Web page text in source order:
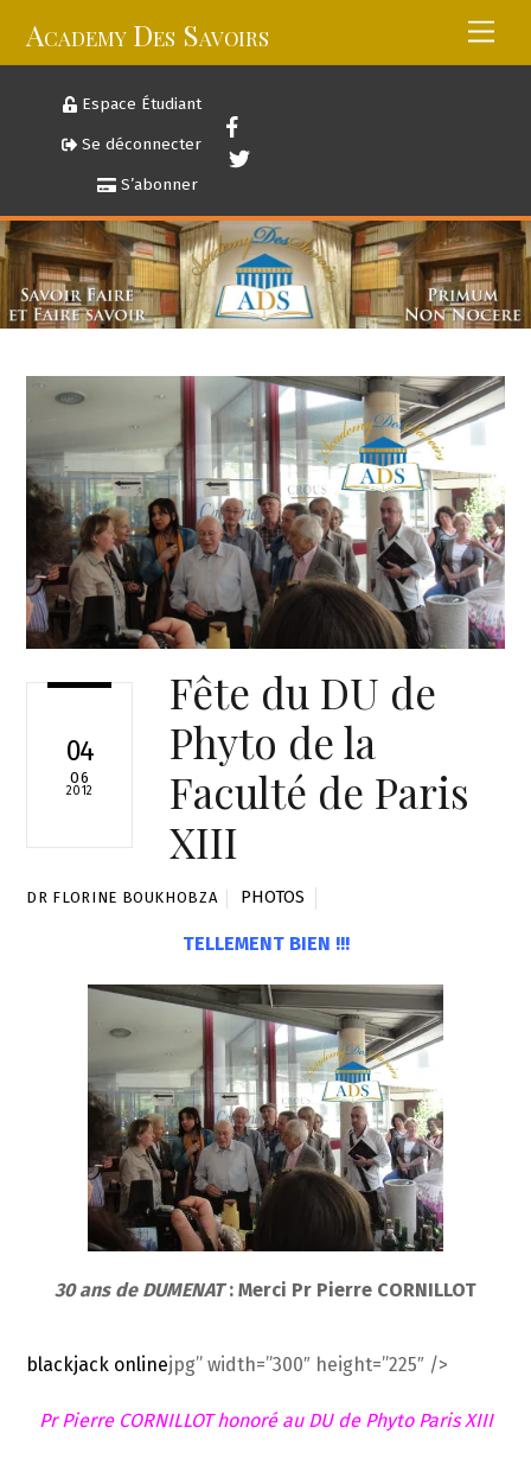
Academy Des Savoirs
Espace Étudiant
Se déconnecter
S’abonner
04
06
2012
Fête du DU de
Phyto de la
Faculté de Paris
XIII
DR FLORINE BOUKHOBZA PHOTOS
TELLEMENT BIEN !!!
30 ans de DUMENAT: Merci Pr Pierre CORNILLOT
blackjack onlinejpg” width=”300″ height=”225″ />
Pr Pierre CORNILLOT honoré au DU de Phyto Paris XIII